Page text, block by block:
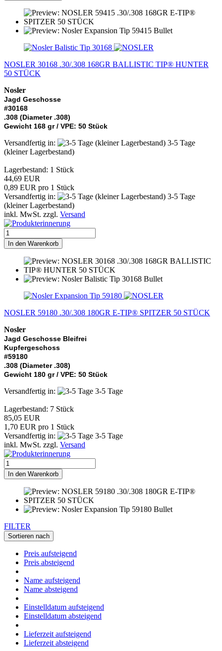
NOSLER 30168 .30/.308 168GR BALLISTIC TIP® HUNTER
50 STÜCK
Nosler
Jagd Geschosse
#30168
.308 (Diameter .308)
Gewicht 168 gr / VPE: 50 Stück
Versandfertig in:
3-5 Tage
(kleiner Lagerbestand)
Lagerbestand: 1 Stück
44,69 EUR
0,89 EUR pro 1 Stück
Versandfertig in:
3-5 Tage
(kleiner Lagerbestand)
inkl. MwSt. zzgl. Versand
In den Warenkorb
NOSLER 59180 .30/.308 180GR E-TIP® SPITZER 50 STÜCK
Nosler
Jagd Geschosse Bleifrei
Kupfergeschoss
#59180
.308 (Diameter .308)
Gewicht 180 gr / VPE: 50 Stück
Versandfertig in: 3-5 Tage
Lagerbestand: 7 Stück
85,05 EUR
1,70 EUR pro 1 Stück
Versandfertig in:
3-5 Tage
inkl. MwSt. zzgl. Versand
In den Warenkorb
FILTER
Sortieren nach
Preis aufsteigend
Preis absteigend
Name aufsteigend
Name absteigend
Einstelldatum aufsteigend
Einstelldatum absteigend
Lieferzeit aufsteigend
Lieferzeit absteigend